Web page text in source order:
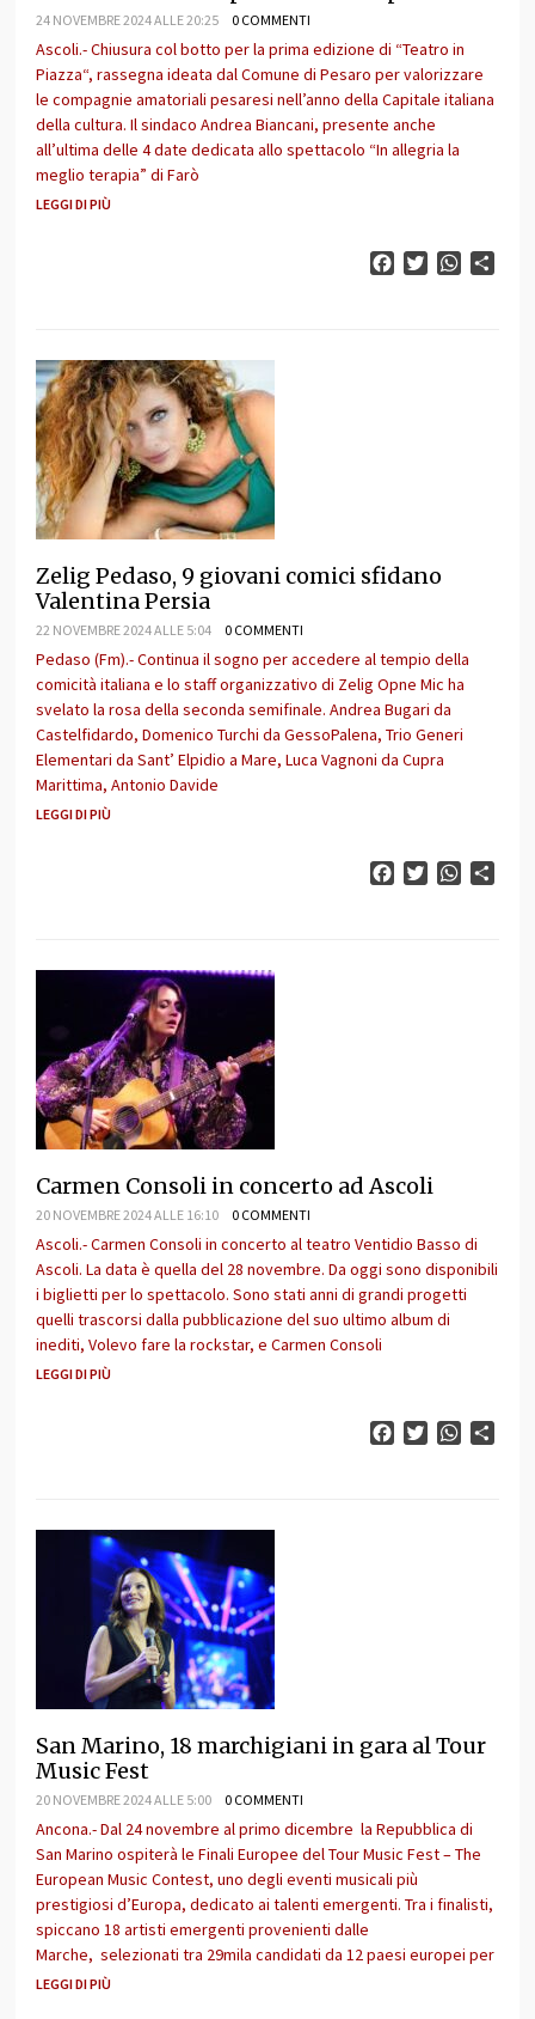
24 NOVEMBRE 2024 ALLE 20:25 0 COMMENTI
Ascoli.- Chiusura col botto per la prima edizione di “Teatro in
Piazza“, rassegna ideata dal Comune di Pesaro per valorizzare
le compagnie amatoriali pesaresi nell’anno della Capitale italiana
della cultura. Il sindaco Andrea Biancani, presente anche
all’ultima delle 4 date dedicata allo spettacolo “In allegria la
meglio terapia” di Farò
LEGGI DI PIÙ
FacebookTwitter
Zelig Pedaso, 9 giovani comici sfidano
Valentina Persia
22 NOVEMBRE 2024 ALLE 5:04 0 COMMENTI
Pedaso (Fm).- Continua il sogno per accedere al tempio della
comicità italiana e lo staff organizzativo di Zelig Opne Mic ha
svelato la rosa della seconda semifinale. Andrea Bugari da
Castelfidardo, Domenico Turchi da GessoPalena, Trio Generi
Elementari da Sant’ Elpidio a Mare, Luca Vagnoni da Cupra
Marittima, Antonio Davide
LEGGI DI PIÙ
FacebookTwitter
Carmen Consoli in concerto ad Ascoli
20 NOVEMBRE 2024 ALLE 16:10 0 COMMENTI
Ascoli.- Carmen Consoli in concerto al teatro Ventidio Basso di
Ascoli. La data è quella del 28 novembre. Da oggi sono disponibili
i biglietti per lo spettacolo. Sono stati anni di grandi progetti
quelli trascorsi dalla pubblicazione del suo ultimo album di
inediti, Volevo fare la rockstar, e Carmen Consoli
LEGGI DI PIÙ
FacebookTwitter
San Marino, 18 marchigiani in gara al Tour
Music Fest
20 NOVEMBRE 2024 ALLE 5:00 0 COMMENTI
Ancona.- Dal 24 novembre al primo dicembre la Repubblica di
San Marino ospiterà le Finali Europee del Tour Music Fest – The
European Music Contest, uno degli eventi musicali più
prestigiosi d’Europa, dedicato ai talenti emergenti. Tra i finalisti,
spiccano 18 artisti emergenti provenienti dalle
Marche, selezionati tra 29mila candidati da 12 paesi europei per
LEGGI DI PIÙ